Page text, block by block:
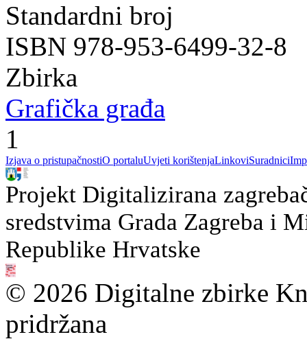
Standardni broj
ISBN 978-953-6499-32-8
Zbirka
Grafička građa
1
Izjava o pristupačnostiO portaluUvjeti korištenjaLinkoviSuradnici
Projekt Digitalizirana
sredstvima Grada Zagreba i
Republike Hrvatske
© 2026 Digitalne zbirke
pridržana